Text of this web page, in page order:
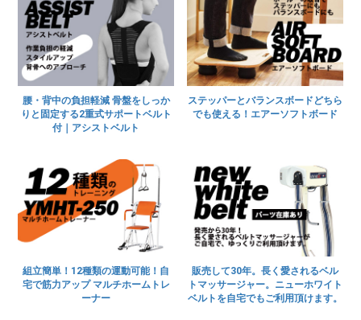
腰・背中の負担軽減 骨盤をしっか
りと固定する2重式サポートベルト
付｜アシストベルト
ステッパーとバランスボードどちら
でも使える！エアーソフトボード
組立簡単！12種類の運動可能！自
宅で筋力アップ マルチホームトレ
ーナー
販売して30年。長く愛されるベル
トマッサージャー。ニューホワイト
ベルトを自宅でもご利用頂けます。